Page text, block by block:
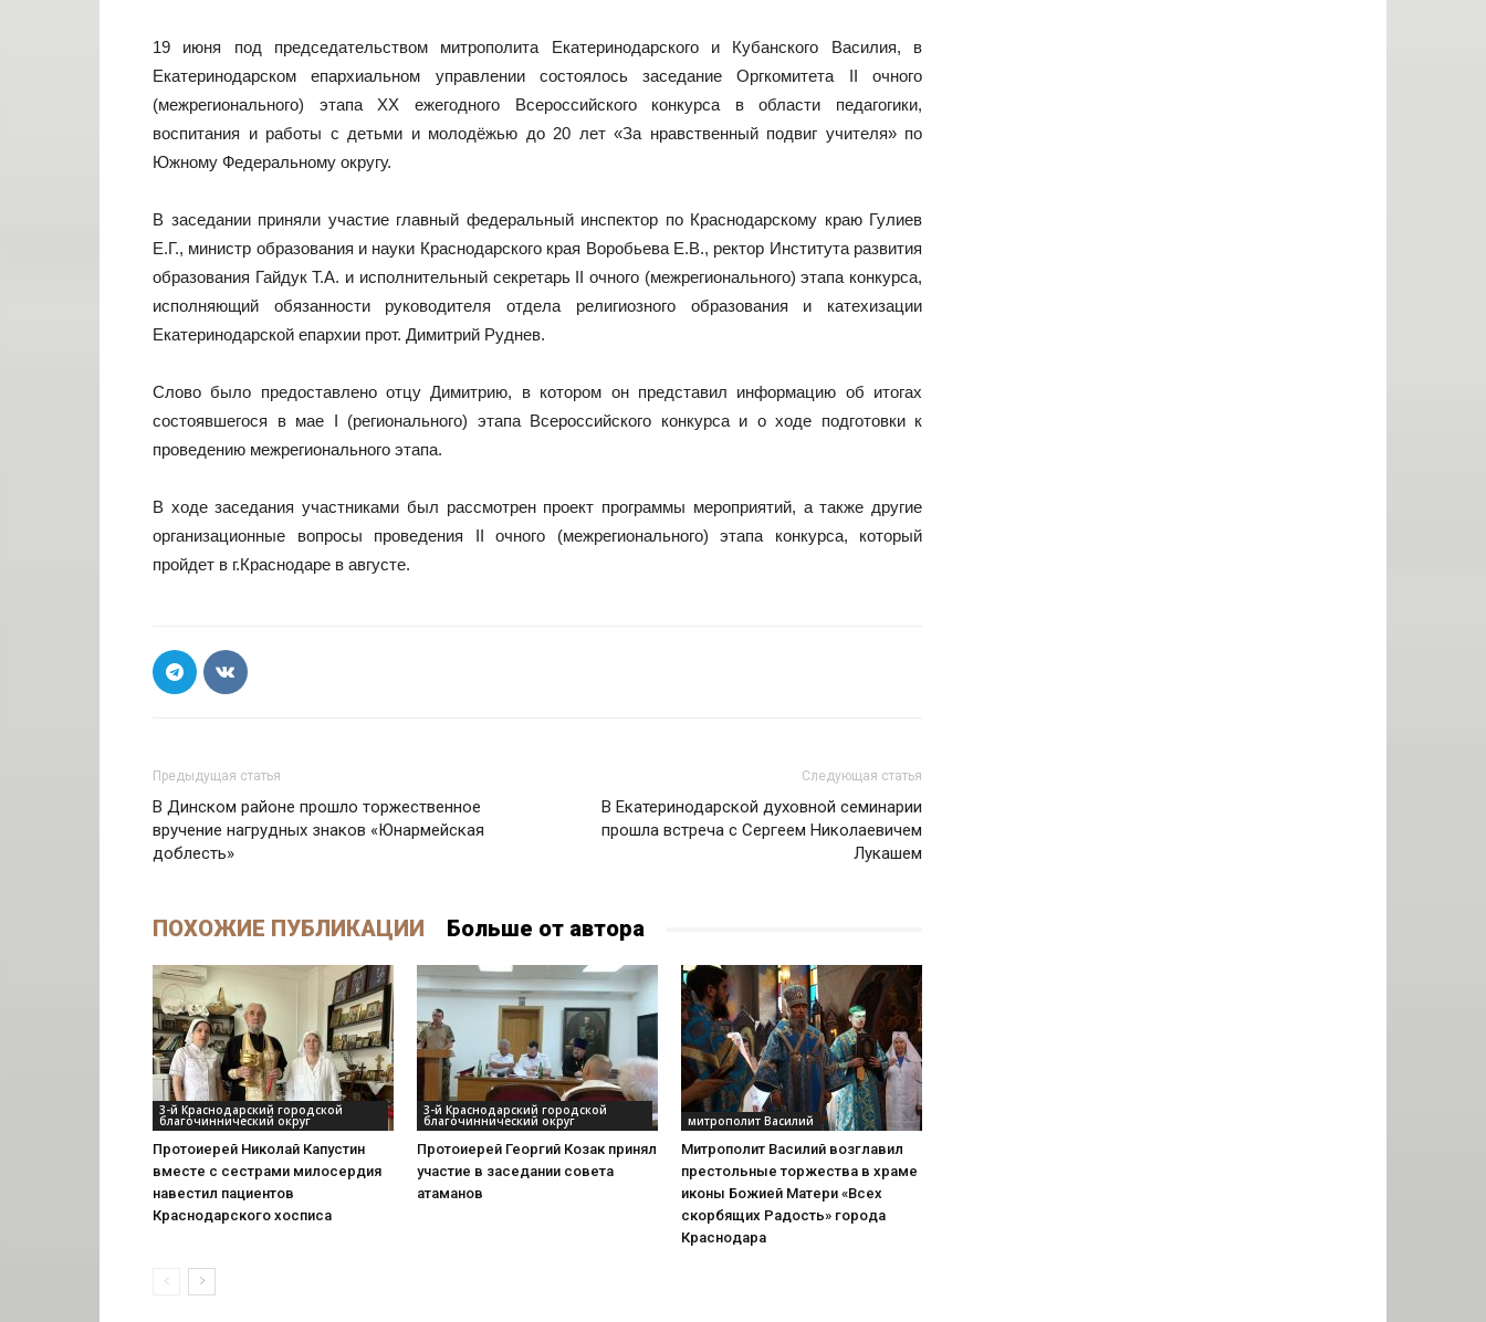
19 июня под председательством митрополита Екатеринодарского и Кубанского Василия, в
Екатеринодарском епархиальном управлении состоялось заседание Оргкомитета II очного
(межрегионального) этапа XX ежегодного Всероссийского конкурса в области педагогики,
воспитания и работы с детьми и молодёжью до 20 лет «За нравственный подвиг учителя» по
Южному Федеральному округу.
В заседании приняли участие главный федеральный инспектор по Краснодарскому краю Гулиев
Е.Г., министр образования и науки Краснодарского края Воробьева Е.В., ректор Института развития
образования Гайдук Т.А. и исполнительный секретарь II очного (межрегионального) этапа конкурса,
исполняющий обязанности руководителя отдела религиозного образования и катехизации
Екатеринодарской епархии прот. Димитрий Руднев.
Слово было предоставлено отцу Димитрию, в котором он представил информацию об итогах
состоявшегося в мае I (регионального) этапа Всероссийского конкурса и о ходе подготовки к
проведению межрегионального этапа.
В ходе заседания участниками был рассмотрен проект программы мероприятий, а также другие
организационные вопросы проведения II очного (межрегионального) этапа конкурса, который
пройдет в г.Краснодаре в августе.
Предыдущая статья
В Динском районе прошло торжественное
вручение нагрудных знаков «Юнармейская
доблесть»
Следующая статья
В Екатеринодарской духовной семинарии
прошла встреча с Сергеем Николаевичем
Лукашем
ПОХОЖИЕ ПУБЛИКАЦИИ Больше от автора
3-й Краснодарский городской
благочиннический округ
Протоиерей Николай Капустин
вместе с сестрами милосердия
навестил пациентов
Краснодарского хосписа
3-й Краснодарский городской
благочиннический округ
Протоиерей Георгий Козак принял
участие в заседании совета
атаманов
митрополит Василий
Митрополит Василий возглавил
престольные торжества в храме
иконы Божией Матери «Всех
скорбящих Радость» города
Краснодара